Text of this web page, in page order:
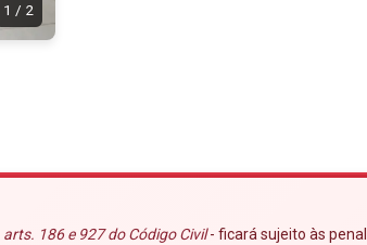
1 / 2
arts. 186 e 927 do Código Civil- ficará sujeito às